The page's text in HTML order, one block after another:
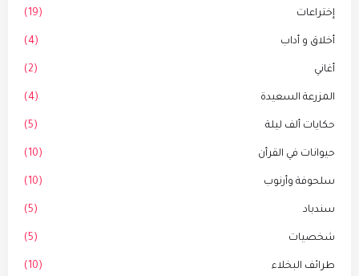
إختراعات (19)
أخلاق و أداب (4)
أغاني (2)
المزرعة السعيدة (4)
حكايات ألف ليلة (5)
حيوانات في القرأن (10)
سلحوفة وأرنوب (10)
سندباد (5)
شخصيات (5)
طرائف البخلاء (10)